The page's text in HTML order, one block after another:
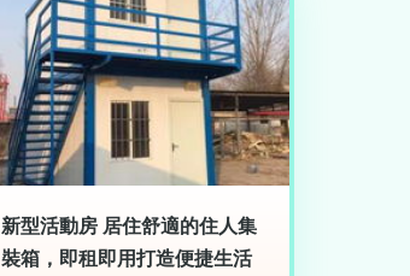
新型活動房 居住舒適的住人集
裝箱，即租即用打造便捷生活